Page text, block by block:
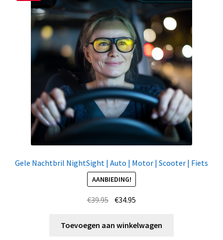
Gele Nachtbril NightSight | Auto | Motor | Scooter | Fiets
AANBIEDING!
€39.95 Oorspronkelijke
was:
€34.95
is:
Toevoegen aan winkelwagen